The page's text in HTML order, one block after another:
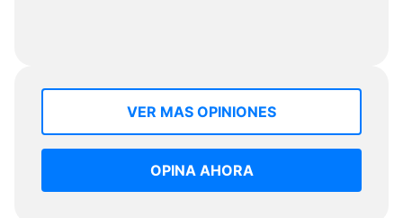
VER MAS OPINIONES
OPINA AHORA